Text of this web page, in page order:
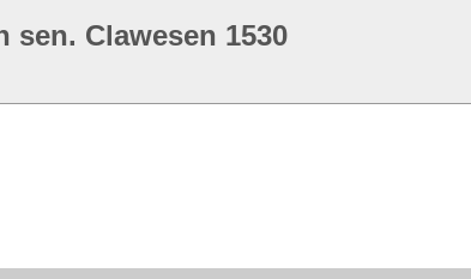
sen. Clawesen 1530